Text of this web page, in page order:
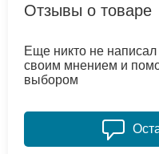
Отзывы о товаре
Еще никто не
своим мнением и
выбором